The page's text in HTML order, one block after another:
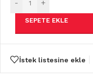
- +
SEPETE EKLE
İstek listesine ekle